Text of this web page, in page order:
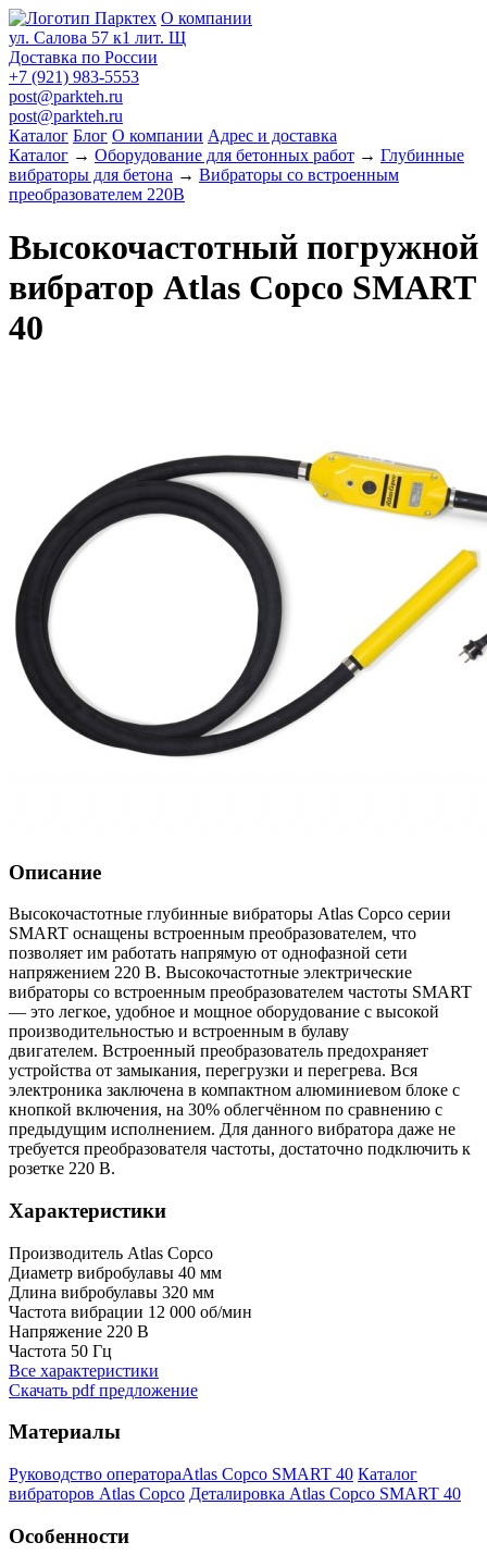
О компании
ул. Салова 57 к1 лит. Щ
Доставка по России
+7 (921) 983-5553
post@parkteh.ru
post@parkteh.ru
Каталог Блог О компании Адрес и доставка
Каталог → Оборудование для бетонных работ → Глубинные
вибраторы для бетона → Вибраторы со встроенным
преобразователем 220В
Высокочастотный погружной
вибратор Atlas Copco SMART
40
Описание
Высокочастотные глубинные вибраторы Atlas Copco серии
SMART оснащены встроенным преобразователем, что
позволяет им работать напрямую от однофазной сети
напряжением 220 В. Высокочастотные электрические
вибраторы со встроенным преобразователем частоты SMART
— это легкое, удобное и мощное оборудование с высокой
производительностью и встроенным в булаву
двигателем. Встроенный преобразователь предохраняет
устройства от замыкания, перегрузки и перегрева. Вся
электроника заключена в компактном алюминиевом блоке с
кнопкой включения, на 30% облегчённом по сравнению с
предыдущим исполнением. Для данного вибратора даже не
требуется преобразователя частоты, достаточно подключить к
розетке 220 В.
Характеристики
Производитель Atlas Copco
Диаметр вибробулавы 40 мм
Длина вибробулавы 320 мм
Частота вибрации 12 000 об/мин
Напряжение 220 В
Частота 50 Гц
Все характеристики
Скачать pdf предложение
Материалы
Руководство оператораAtlas Copco SMART 40 Каталог
вибраторов Atlas Copco Деталировка Atlas Copco SMART 40
Особенности